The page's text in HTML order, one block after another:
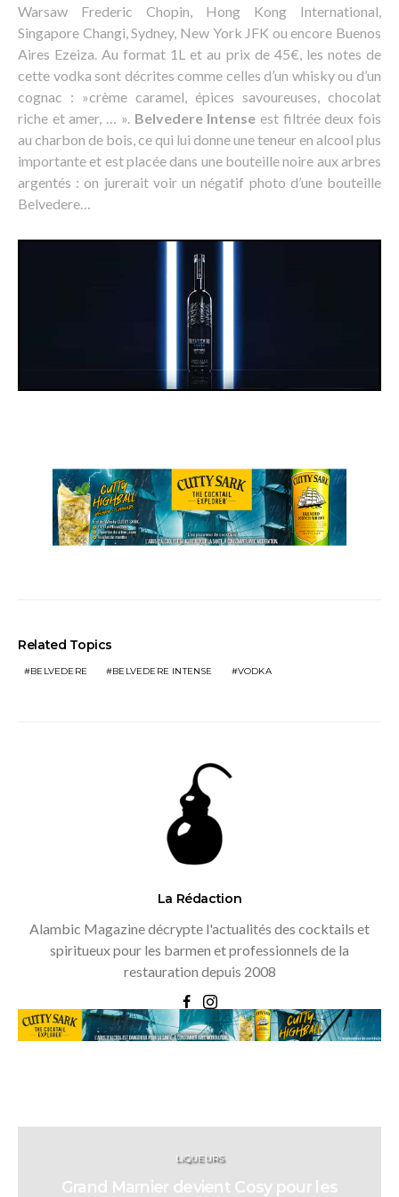
Warsaw Frederic Chopin, Hong Kong International,
Singapore Changi, Sydney, New York JFK ou encore Buenos
Aires Ezeiza. Au format 1L et au prix de 45€, les notes de
cette vodka sont décrites comme celles d’un whisky ou d’un
cognac : »crème caramel, épices savoureuses, chocolat
riche et amer, … ». Belvedere Intense est filtrée deux fois
au charbon de bois, ce qui lui donne une teneur en alcool plus
importante et est placée dans une bouteille noire aux arbres
argentés : on jurerait voir un négatif photo d’une bouteille
Belvedere…
Related Topics
BELVEDERE BELVEDERE INTENSE VODKA
La Rédaction
Alambic Magazine décrypte l'actualités des cocktails et
spiritueux pour les barmen et professionnels de la
restauration depuis 2008
LIQUEURS
Grand Marnier devient Cosy pour les